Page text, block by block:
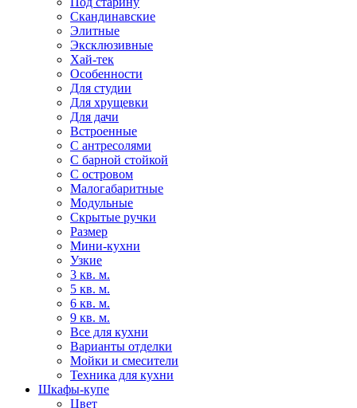
Скандинавские
Элитные
Эксклюзивные
Хай-тек
Особенности
Для студии
Для хрущевки
Для дачи
Встроенные
С антресолями
С барной стойкой
С островом
Малогабаритные
Модульные
Скрытые ручки
Размер
Мини-кухни
Узкие
3 кв. м.
5 кв. м.
6 кв. м.
9 кв. м.
Все для кухни
Варианты отделки
Мойки и смесители
Техника для кухни
Шкафы-купе
Цвет